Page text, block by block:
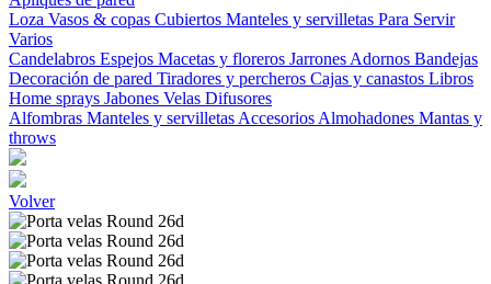
Loza Vasos & copas Cubiertos Manteles y servilletas Para Servir
Varios
Candelabros Espejos Macetas y floreros Jarrones Adornos Bandejas
Decoración de pared Tiradores y percheros Cajas y canastos Libros
Home sprays Jabones Velas Difusores
Alfombras Manteles y servilletas Accesorios Almohadones Mantas y
throws
Volver